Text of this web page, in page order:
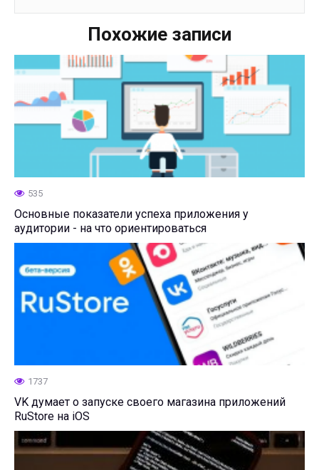
Похожие записи
535
Основные показатели успеха приложения у
аудитории - на что ориентироваться
1737
VK думает о запуске своего магазина приложений
RuStore на iOS